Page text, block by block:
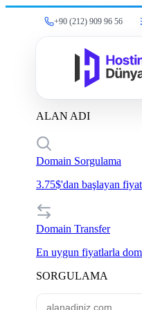
+90 (212) 909 96 56
ALAN ADI
Domain Sorgulama
3.75$'dan başlayan
Domain Transfer
En uygun fiyatlarla
SORGULAMA